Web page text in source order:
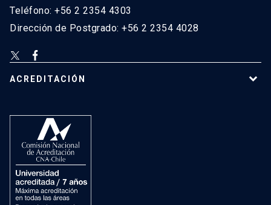
Teléfono: +56 2 2354 4303
Dirección de Postgrado: +56 2 2354 4028
ACREDITACIÓN